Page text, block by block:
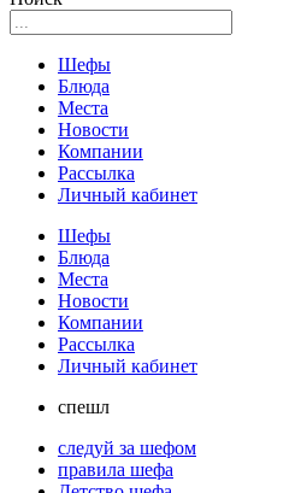
Шефы
Блюда
Места
Новости
Компании
Рассылка
Личный кабинет
Шефы
Блюда
Места
Новости
Компании
Рассылка
Личный кабинет
спешл
следуй за шефом
правила шефа